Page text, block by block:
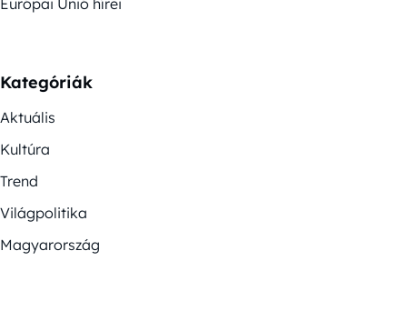
Kategóriák
Aktuális
Kultúra
Trend
Világpolitika
Magyarország